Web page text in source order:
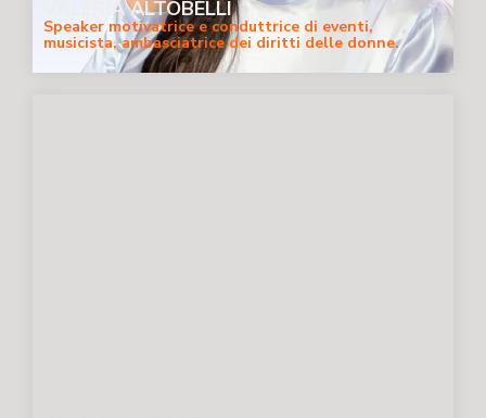
VALERIA ALTOBELLI
Speaker motivatrice e conduttrice di eventi,
musicista, ambasciatrice dei diritti delle donne.